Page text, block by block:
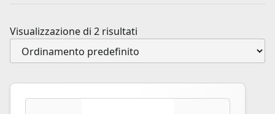
Visualizzazione di 2 risultati